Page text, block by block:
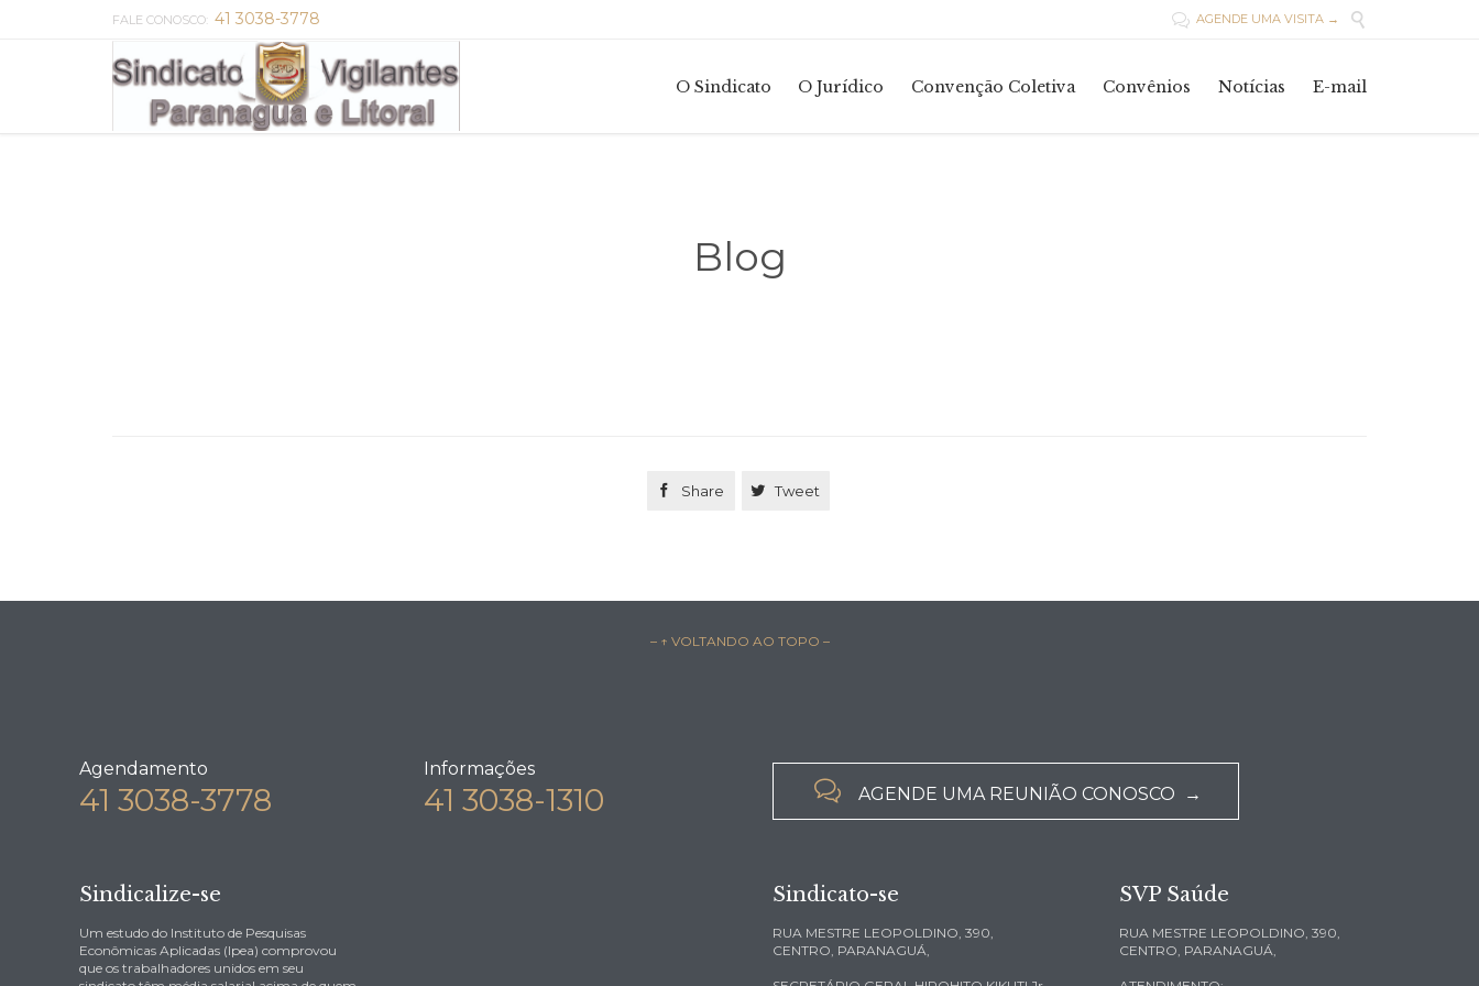
FALE CONOSCO: 41 3038-3778  AGENDE UMA VISITA → 
O Sindicato O Jurídico Convenção Coletiva Convênios Notícias E-mail
Blog
 Share  Tweet
– ↑ VOLTANDO AO TOPO –
Agendamento
41 3038-3778
Informações
41 3038-1310  AGENDE UMA REUNIÃO CONOSCO →
Sindicalize-se
Um estudo do Instituto de Pesquisas
Econômicas Aplicadas (Ipea) comprovou
que os trabalhadores unidos em seu
Sindicato-se
RUA MESTRE LEOPOLDINO, 390,
CENTRO, PARANAGUÁ,
SVP Saúde
RUA MESTRE LEOPOLDINO, 390,
CENTRO, PARANAGUÁ,